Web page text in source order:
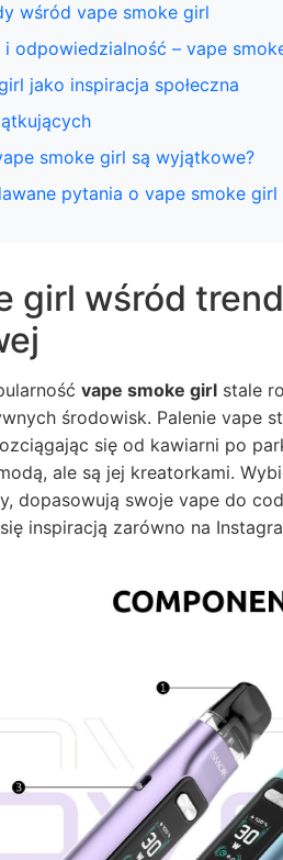
wśród vape smoke girl
i odpowiedzialność – vape
jako inspiracja społeczna
smoke girl są wyjątkowe?
pytania o vape smoke girl
girl wśród
vape smoke girl stale
środowisk. Palenie vape
się od kawiarni po
ale są jej kreatorkami.
dopasowują swoje vape do
inspiracją zarówno na